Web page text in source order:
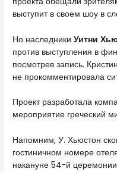
выступит в своем шоу в
Но наследникиУитни
против выступления в
посмотрев запись.
не прокомментировала
Проект разработала
мероприятие греческий
Напомним, У. Хьюстон
гостиничном номере
накануне 54-й